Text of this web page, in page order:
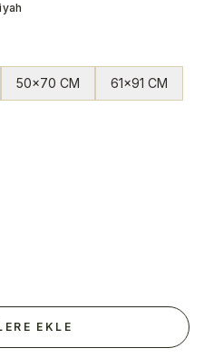
50x70 CM 61x91 CM
EKLE